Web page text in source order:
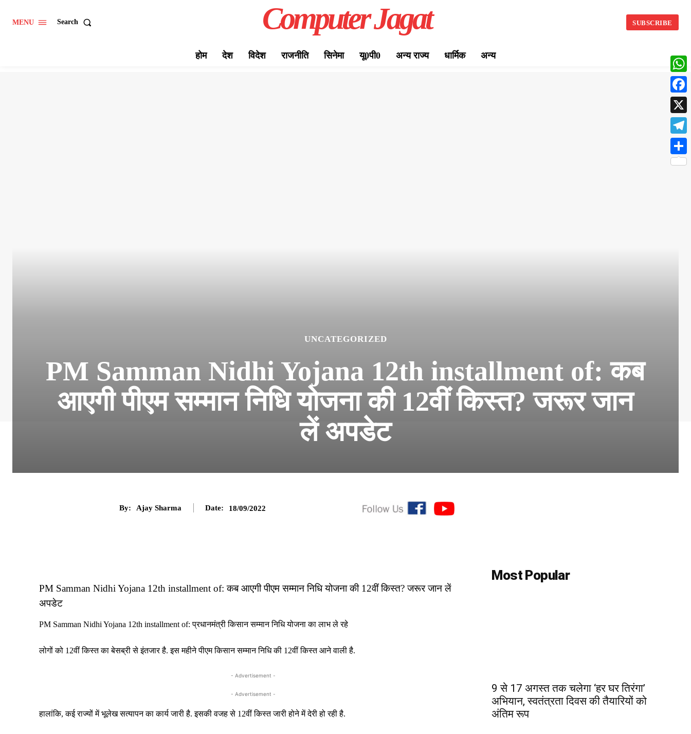
MENU Search Computer Jagat SUBSCRIBE
होम देश विदेश राजनीति सिनेमा यू0पी0 अन्य राज्य धार्मिक अन्य
UNCATEGORIZED
PM Samman Nidhi Yojana 12th installment of: कब
आएगी पीएम सम्मान निधि योजना की 12वीं किस्त? जरूर जान
लें अपडेट
By: Ajay Sharma Date: 18/09/2022
PM Samman Nidhi Yojana 12th installment of: कब आएगी पीएम सम्मान निधि योजना की 12वीं किस्त? जरूर जान लें
अपडेट
PM Samman Nidhi Yojana 12th installment of: प्रधानमंत्री किसान सम्मान निधि योजना का लाभ ले रहे
लोगों को 12वीं किस्त का बेसब्री से इंतजार है. इस महीने पीएम किसान सम्मान निधि की 12वीं किस्त आने वाली है.
- Advertisement -
- Advertisement -
हालांकि, कई राज्यों में भूलेख सत्यापन का कार्य जारी है. इसकी वजह से 12वीं किस्त जारी होने में देरी हो रही है.
Most Popular
9 से 17 अगस्त तक चलेगा ‘हर घर तिरंगा’
अभियान, स्वतंत्रता दिवस की तैयारियों को
अंतिम रूप
X
Share